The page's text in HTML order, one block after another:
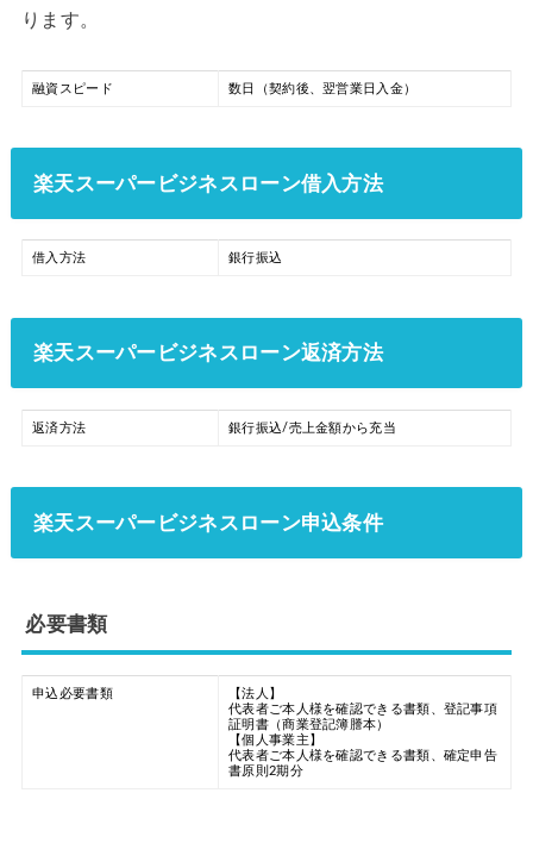
ります。
融資スピード 数日（契約後、翌営業日入金）
楽天スーパービジネスローン借入方法
借入方法 銀行振込
楽天スーパービジネスローン返済方法
返済方法 銀行振込/売上金額から充当
楽天スーパービジネスローン申込条件
必要書類
申込必要書類
【法人】
代表者ご本人様を確認できる書類、登記事項
証明書（商業登記簿謄本）
【個人事業主】
代表者ご本人様を確認できる書類、確定申告
書原則2期分